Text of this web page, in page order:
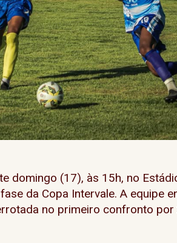
domingo (17), às 15h, no
da Copa Intervale. A equipe
no primeiro confronto